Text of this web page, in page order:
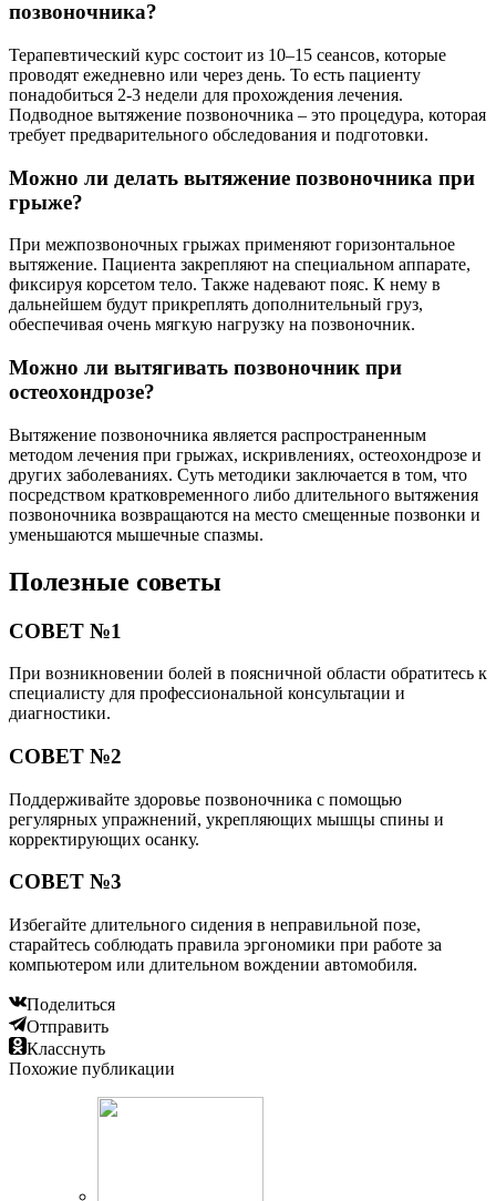
позвоночника?
Терапевтический курс состоит из 10–15 сеансов, которые
проводят ежедневно или через день. То есть пациенту
понадобиться 2-3 недели для прохождения лечения.
Подводное вытяжение позвоночника – это процедура, которая
требует предварительного обследования и подготовки.
Можно ли делать вытяжение позвоночника при
грыже?
При межпозвоночных грыжах применяют горизонтальное
вытяжение. Пациента закрепляют на специальном аппарате,
фиксируя корсетом тело. Также надевают пояс. К нему в
дальнейшем будут прикреплять дополнительный груз,
обеспечивая очень мягкую нагрузку на позвоночник.
Можно ли вытягивать позвоночник при
остеохондрозе?
Вытяжение позвоночника является распространенным
методом лечения при грыжах, искривлениях, остеохондрозе и
других заболеваниях. Суть методики заключается в том, что
посредством кратковременного либо длительного вытяжения
позвоночника возвращаются на место смещенные позвонки и
уменьшаются мышечные спазмы.
Полезные советы
СОВЕТ №1
При возникновении болей в поясничной области обратитесь к
специалисту для профессиональной консультации и
диагностики.
СОВЕТ №2
Поддерживайте здоровье позвоночника с помощью
регулярных упражнений, укрепляющих мышцы спины и
корректирующих осанку.
СОВЕТ №3
Избегайте длительного сидения в неправильной позе,
старайтесь соблюдать правила эргономики при работе за
компьютером или длительном вождении автомобиля.
Поделиться
Отправить
Класснуть
Похожие публикации